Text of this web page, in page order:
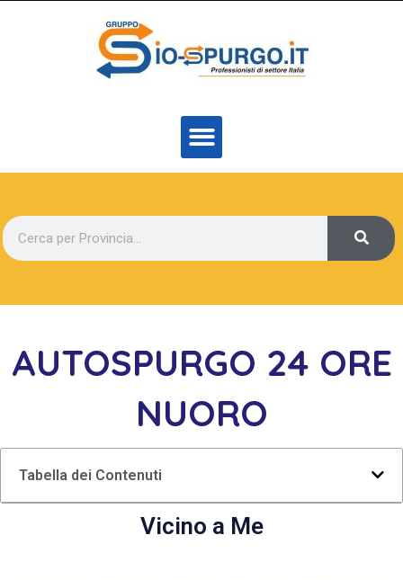
AUTOSPURGO 24 ORE
NUORO
Tabella dei Contenuti
Vicino a Me